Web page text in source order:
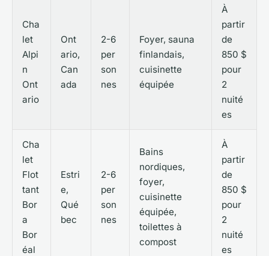
Cha
let
Alpi
n
Ont
ario
Ont
ario,
Can
ada
2-6
per
son
nes
Foyer, sauna
finlandais,
cuisinette
équipée
À
partir
de
850 $
pour
2
nuité
es
Cha
let
Flot
tant
Bor
a
Bor
éal
Estri
e,
Qué
bec
2-6
per
son
nes
Bains
nordiques,
foyer,
cuisinette
équipée,
toilettes à
compost
À
partir
de
850 $
pour
2
nuité
es